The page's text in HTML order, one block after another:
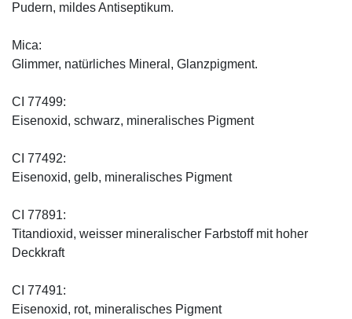
Pudern, mildes Antiseptikum.
Mica:
Glimmer, natürliches Mineral, Glanzpigment.
CI 77499:
Eisenoxid, schwarz, mineralisches Pigment
CI 77492:
Eisenoxid, gelb, mineralisches Pigment
CI 77891:
Titandioxid, weisser mineralischer Farbstoff mit hoher
Deckkraft
CI 77491:
Eisenoxid, rot, mineralisches Pigment